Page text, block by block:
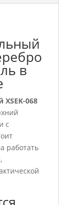
в
068
с
работать